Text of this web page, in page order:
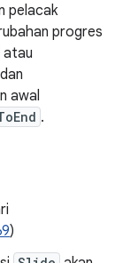
pelacak
progres
atau
dan
awal
.
)